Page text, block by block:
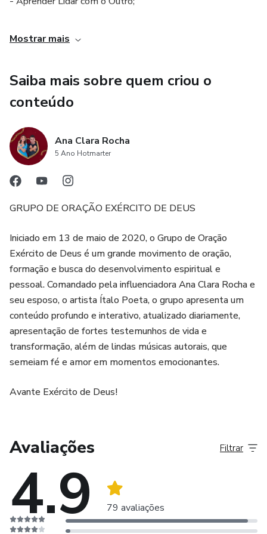
Mostrar mais
Saiba mais sobre quem criou o
conteúdo
Ana Clara Rocha
5 Ano Hotmarter
GRUPO DE ORAÇÃO EXÉRCITO DE DEUS
Iniciado em 13 de maio de 2020, o Grupo de Oração
Exército de Deus é um grande movimento de oração,
formação e busca do desenvolvimento espiritual e
pessoal. Comandado pela influenciadora Ana Clara Rocha e
seu esposo, o artista Ítalo Poeta, o grupo apresenta um
conteúdo profundo e interativo, atualizado diariamente,
apresentação de fortes testemunhos de vida e
transformação, além de lindas músicas autorais, que
semeiam fé e amor em momentos emocionantes.
Avante Exército de Deus!
Avaliações
4.9 79 avaliações
Filtrar